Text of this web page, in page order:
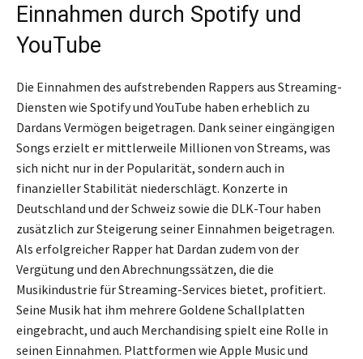
Einnahmen durch Spotify und
YouTube
Die Einnahmen des aufstrebenden Rappers aus Streaming-
Diensten wie Spotify und YouTube haben erheblich zu
Dardans Vermögen beigetragen. Dank seiner eingängigen
Songs erzielt er mittlerweile Millionen von Streams, was
sich nicht nur in der Popularität, sondern auch in
finanzieller Stabilität niederschlägt. Konzerte in
Deutschland und der Schweiz sowie die DLK-Tour haben
zusätzlich zur Steigerung seiner Einnahmen beigetragen.
Als erfolgreicher Rapper hat Dardan zudem von der
Vergütung und den Abrechnungssätzen, die die
Musikindustrie für Streaming-Services bietet, profitiert.
Seine Musik hat ihm mehrere Goldene Schallplatten
eingebracht, und auch Merchandising spielt eine Rolle in
seinen Einnahmen. Plattformen wie Apple Music und